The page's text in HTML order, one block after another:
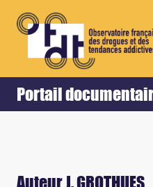
Portail
Accueil Retour
Auteur J. GROTHUES